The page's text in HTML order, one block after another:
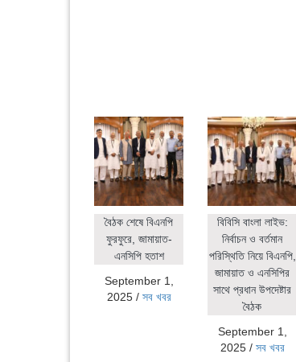
বৈঠক শেষে বিএনপি
ফুরফুরে, জামায়াত-
এনসিপি হতাশ
September 1,
2025/ সব খবর
বিবিসি বাংলা লাইভ:
নির্বাচন ও বর্তমান
পরিস্থিতি নিয়ে বিএনপি,
জামায়াত ও এনসিপির
সাথে প্রধান উপদেষ্টার
বৈঠক
September 1,
2025/ সব খবর